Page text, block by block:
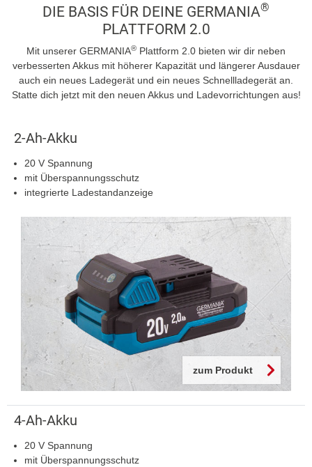
DIE BASIS FÜR DEINE GERMANIA®
PLATTFORM 2.0
Mit unserer GERMANIA® Plattform 2.0 bieten wir dir neben
verbesserten Akkus mit höherer Kapazität und längerer Ausdauer
auch ein neues Ladegerät und ein neues Schnellladegerät an.
Statte dich jetzt mit den neuen Akkus und Ladevorrichtungen aus!
2-Ah-Akku
20 V Spannung
mit Überspannungsschutz
integrierte Ladestandanzeige
zum Produkt
4-Ah-Akku
20 V Spannung
mit Überspannungsschutz